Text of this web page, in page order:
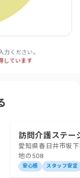
力ください。
しています
訪問介護ステー
ロ
愛知県春日井市坂
地の508
安心感 スタッフ安定